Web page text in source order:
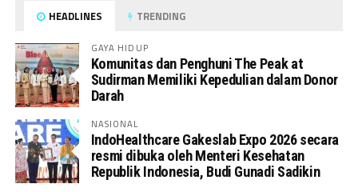
HEADLINES TRENDING
GAYA HIDUP
Komunitas dan Penghuni The Peak at
Sudirman Memiliki Kepedulian dalam Donor
Darah
NASIONAL
IndoHealthcare Gakeslab Expo 2026 secara
resmi dibuka oleh Menteri Kesehatan
Republik Indonesia, Budi Gunadi Sadikin